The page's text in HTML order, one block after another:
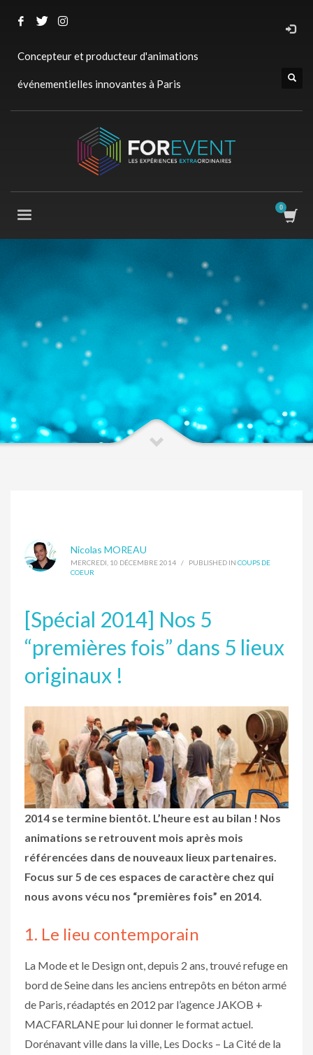
Concepteur et producteur d'animations
événementielles innovantes à Paris
Nicolas MOREAU
MERCREDI, 10 DÉCEMBRE 2014 / PUBLISHED IN COUPS DE
COEUR
[Spécial 2014] Nos 5
“premières fois” dans 5 lieux
originaux !
2014 se termine bientôt. L’heure est au bilan ! Nos
animations se retrouvent mois après mois
référencées dans de nouveaux lieux partenaires.
Focus sur 5 de ces espaces de caractère chez qui
nous avons vécu nos “premières fois” en 2014.
1. Le lieu contemporain
La Mode et le Design ont, depuis 2 ans, trouvé refuge en
bord de Seine dans les anciens entrepôts en béton armé
de Paris, réadaptés en 2012 par l’agence JAKOB +
MACFARLANE pour lui donner le format actuel.
Dorénavant ville dans la ville, Les Docks – La Cité de la